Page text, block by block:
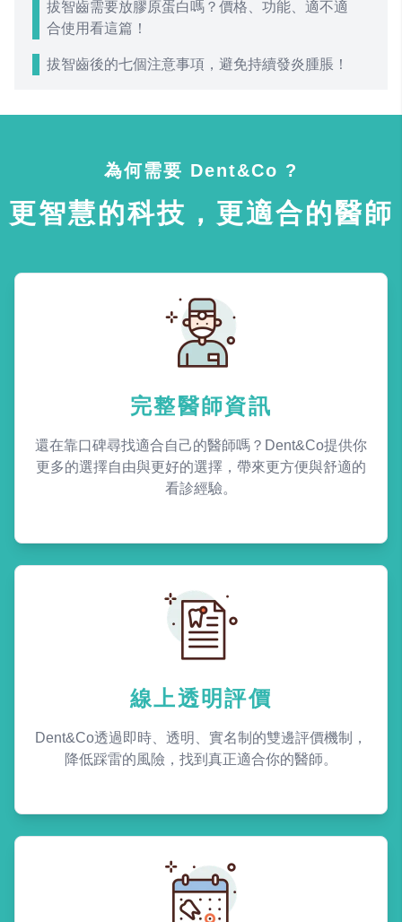
拔智齒需要放膠原蛋白嗎？價格、功能、適不適
合使用看這篇！
拔智齒後的七個注意事項，避免持續發炎腫脹！
為何需要 Dent&Co ?
更智慧的科技，更適合的醫師
完整醫師資訊
還在靠口碑尋找適合自己的醫師嗎？Dent&Co提供你
更多的選擇自由與更好的選擇，帶來更方便與舒適的
看診經驗。
線上透明評價
Dent&Co透過即時、透明、實名制的雙邊評價機制，
降低踩雷的風險，找到真正適合你的醫師。